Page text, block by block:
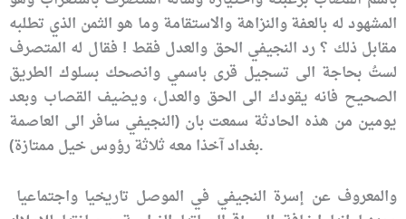
المشهود له بالعفة والنزاهة والاستقامة وما هو الثمن الذي تطلبه
مقابل ذلك ؟ رد النجيفي الحق والعدل فقط ! فقال له المتصرف
لستُ بحاجة الى تسجيل قرى باسمي وانصحك بسلوك الطريق
الصحيح فانه يقودك الى الحق والعدل، ويضيف القصاب وبعد
يومين من هذه الحادثة سمعت بان (النجيفي سافر الى العاصمة
بغداد آخذا معه ثلاثة رؤوس خيل ممتازة).